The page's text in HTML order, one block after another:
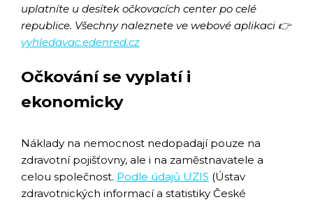
uplatníte u desítek očkovacích center po celé
republice. Všechny naleznete ve webové aplikaci 👉
vyhledavac.edenred.cz
Očkování se vyplatí i
ekonomicky
Náklady na nemocnost nedopadají pouze na
zdravotní pojišťovny, ale i na zaměstnavatele a
celou společnost. Podle údajů UZIS (Ústav
zdravotnických informací a statistiky České